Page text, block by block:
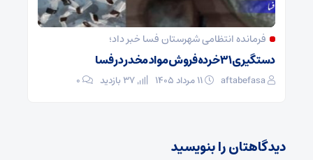
فرمانده انتظامی شهرستان فسا خبر داد؛
دستگیری ۳۱ خرده‌فروش مواد مخدر در فسا
aftabefasa ۰
دیدگاهتان را بنویسید